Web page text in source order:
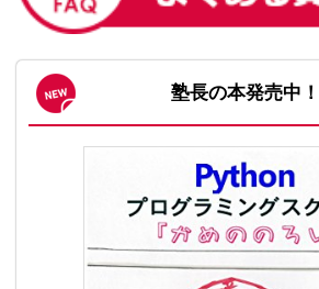
塾長の本発売中！